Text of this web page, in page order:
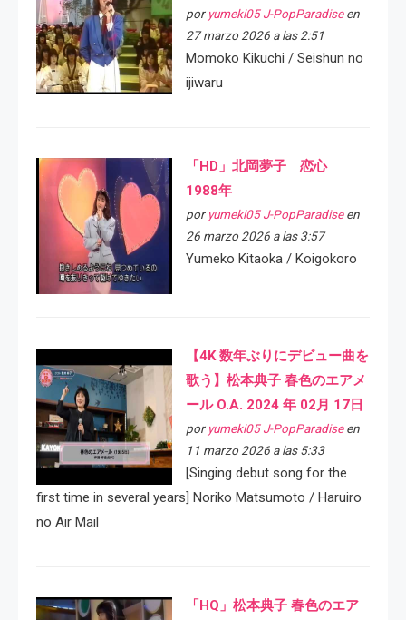
por yumeki05 J-PopParadiseen
27 marzo 2026 a las 2:51
Momoko Kikuchi / Seishun no
ijiwaru
「HD」北岡夢子 恋心
1988年
por yumeki05 J-PopParadiseen
26 marzo 2026 a las 3:57
Yumeko Kitaoka / Koigokoro
【4K 数年ぶりにデビュー曲を
歌う】松本典子 春色のエアメ
ール O.A. 2024 年 02月 17日
por yumeki05 J-PopParadiseen
11 marzo 2026 a las 5:33
[Singing debut song for the
first time in several years] Noriko Matsumoto / Haruiro
no Air Mail
「HQ」松本典子 春色のエア